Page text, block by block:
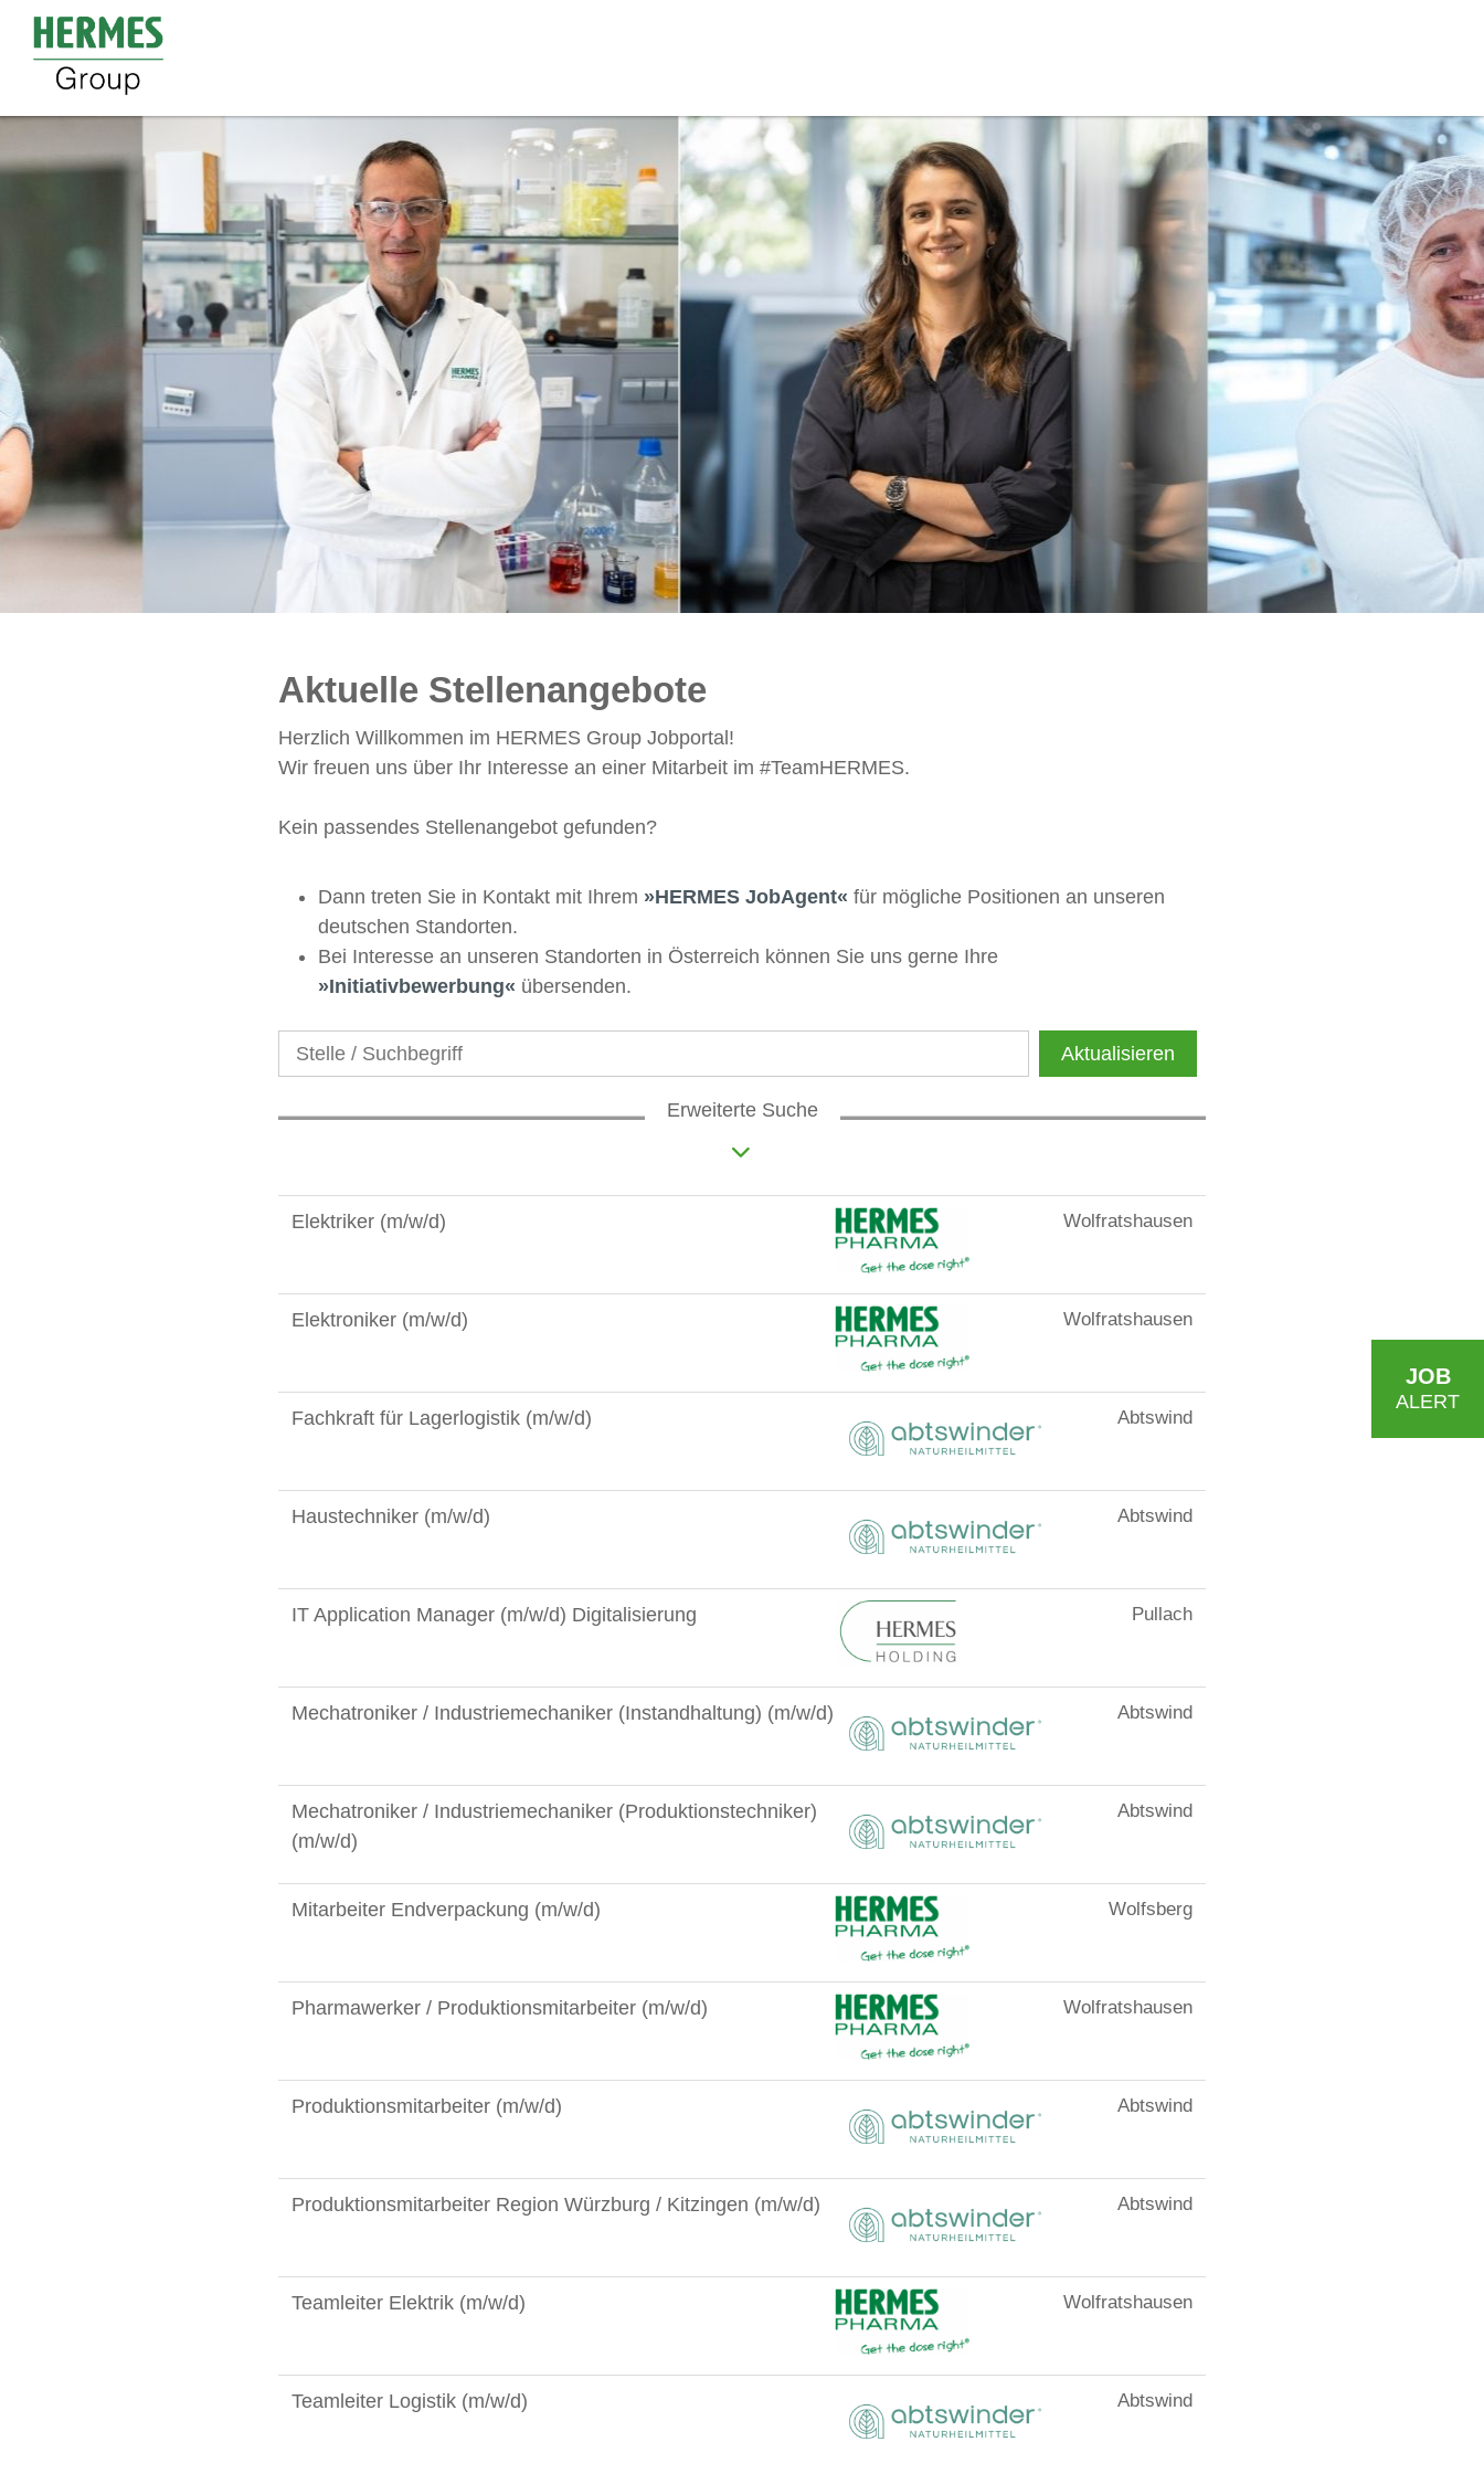
Aktuelle Stellenangebote
Herzlich Willkommen im HERMES Group Jobportal!
Wir freuen uns über Ihr Interesse an einer Mitarbeit im #TeamHERMES.
Kein passendes Stellenangebot gefunden?
Dann treten Sie in Kontakt mit Ihrem HERMES JobAgent
für mögliche Positionen an unseren
deutschen Standorten.
Bei Interesse an unseren Standorten in Österreich können Sie uns gerne Ihre
Initiativbewerbung
übersenden.
Aktualisieren
Erweiterte Suche
Elektriker (m/w/d) Wolfratshausen
Elektroniker (m/w/d) Wolfratshausen
Fachkraft für Lagerlogistik (m/w/d) Abtswind
Haustechniker (m/w/d) Abtswind
IT Application Manager (m/w/d) Digitalisierung Pullach
Mechatroniker / Industriemechaniker (Instandhaltung) (m/w/d) Abtswind
Mechatroniker / Industriemechaniker (Produktionstechniker)
(m/w/d)
Abtswind
Mitarbeiter Endverpackung (m/w/d) Wolfsberg
Pharmawerker / Produktionsmitarbeiter (m/w/d) Wolfratshausen
Produktionsmitarbeiter (m/w/d) Abtswind
Produktionsmitarbeiter Region Würzburg / Kitzingen (m/w/d) Abtswind
Teamleiter Elektrik (m/w/d) Wolfratshausen
Teamleiter Logistik (m/w/d) Abtswind
JOB
ALERT